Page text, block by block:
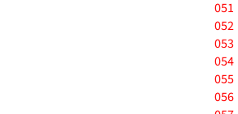
051
052
053
054
055
056